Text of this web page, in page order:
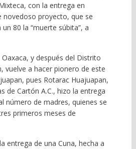
con la entrega en
novedoso proyecto, que se
80 la “muerte súbita”, a
y después del Distrito
vuelve a hacer pionero de este
pues Rotarac Huajuapan,
de Cartón A.C., hizo la entrega
número de madres, quienes se
primeros meses de
entrega de una Cuna, hecha a